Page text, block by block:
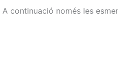
continuació només les